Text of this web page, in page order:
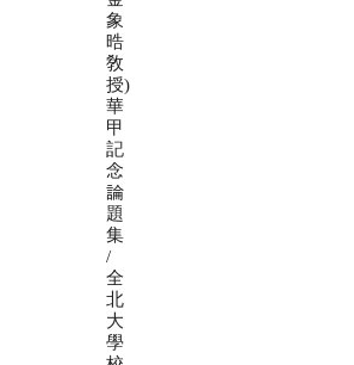
象
晧
敎
授)
華
甲
記
念
論
題
集
/
全
北
大
學